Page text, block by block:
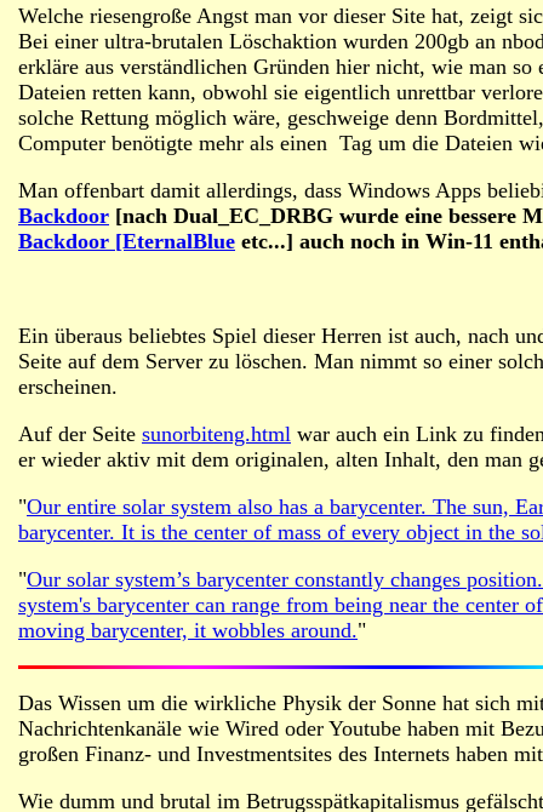
Welche riesengroße Angst man vor dieser Site hat, zeigt
Bei einer ultra-brutalen Löschaktion wurden 200gb an
erkläre aus verständlichen Gründen hier nicht, wie man
Dateien retten kann, obwohl sie eigentlich unrettbar
solche Rettung möglich wäre, geschweige denn
Computer benötigte mehr als einen Tag um die Dateien
Man offenbart damit allerdings, dass Windows Apps
Backdoor [nach Dual_EC_DRBG wurde eine bessere
Backdoor [EternalBlue etc...] auch noch in Win-11
Ein überaus beliebtes Spiel dieser Herren ist auch, nach
Seite auf dem Server zu löschen. Man nimmt so einer
erscheinen.
Auf der Seite sunorbiteng.html war auch ein Link zu
er wieder aktiv mit dem originalen, alten Inhalt, den man
"Our entire solar system also has a barycenter. The sun,
barycenter. It is the center of mass of every object in the
"Our solar system’s barycenter constantly changes
system's barycenter can range from being near the center
moving barycenter, it wobbles around."
Das Wissen um die wirkliche Physik der Sonne hat sich
Nachrichtenkanäle wie Wired oder Youtube haben mit
großen Finanz- und Investmentsites des Internets haben
Wie dumm und brutal im Betrugsspätkapitalismus